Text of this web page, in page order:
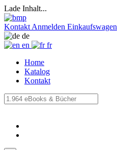
Lade Inhalt...
Kontakt Anmelden Einkaufswagen
de
en
fr
Home
Katalog
Kontakt